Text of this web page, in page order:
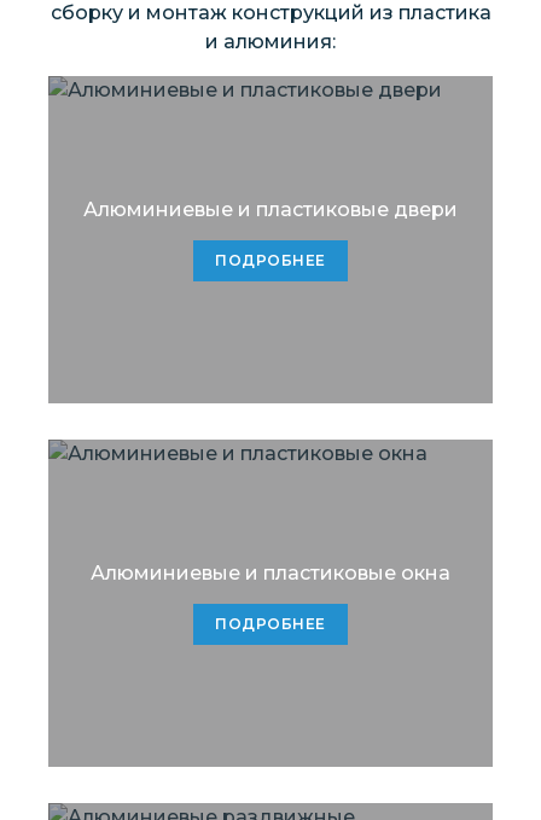
сборку и монтаж конструкций из пластика
и алюминия:
Алюминиевые и пластиковые двери
ПОДРОБНЕЕ
Алюминиевые и пластиковые окна
ПОДРОБНЕЕ